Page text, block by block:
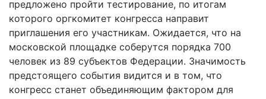
предложено пройти тестирование, по итогам
которого оргкомитет конгресса направит
приглашения его участникам. Ожидается, что на
московской площадке соберутся порядка 700
человек из 89 субъектов Федерации. Значимость
предстоящего события видится и в том, что
конгресс станет объединяющим фактором для